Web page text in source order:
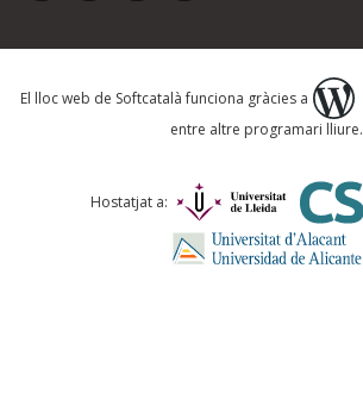
Què proposeu?
Comentari *
El lloc web de Softcatalà funciona gràcies a
entre altre programari lliure.
Hostatjat a: